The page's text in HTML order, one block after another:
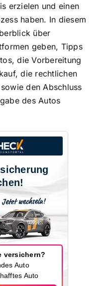
erzielen und einen
haben. In diesem
über
geben, Tipps
die Vorbereitung
die rechtlichen
den Abschluss
des Autos
versichern?
Auto
Auto